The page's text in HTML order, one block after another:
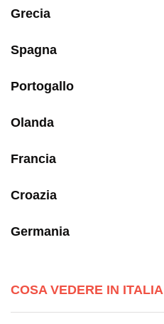
Grecia
Spagna
Portogallo
Olanda
Francia
Croazia
Germania
COSA VEDERE IN ITALIA